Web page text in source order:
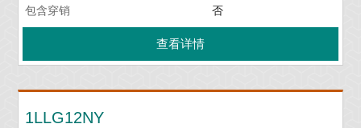
包含穿销
否
查看详情
1LLG12NY